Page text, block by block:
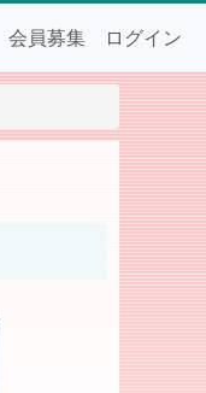
会員募集 ログイン